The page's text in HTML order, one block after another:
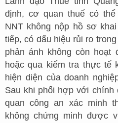
định, cơ quan thuế có
NNT không nộp hồ sơ
tiếp, có dấu hiệu rủi ro
phản ánh không còn hoạt
hoặc qua kiểm tra thực tế
hiện diện của doanh
Sau khi phối hợp với
quan công an xác minh
không chứng minh được